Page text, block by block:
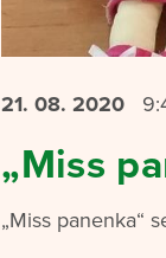
21. 08.2020
„Miss
„Miss panenka“